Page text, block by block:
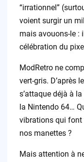
“irrationnel”
voient surgir un
mais avouons-le :
célébration du
ModRetro ne
vert-gris. D’après
s’attaque déjà à
la Nintendo 64…
vibrations qui font
nos manettes ?
Mais attention à